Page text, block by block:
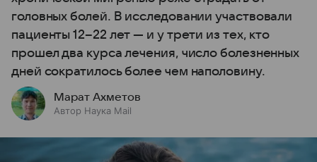
головных болей. В исследовании участвовали
пациенты 12–22 лет — и у трети из тех, кто
прошел два курса лечения, число болезненных
дней сократилось более чем наполовину.
Марат Ахметов
Автор Наука Mail